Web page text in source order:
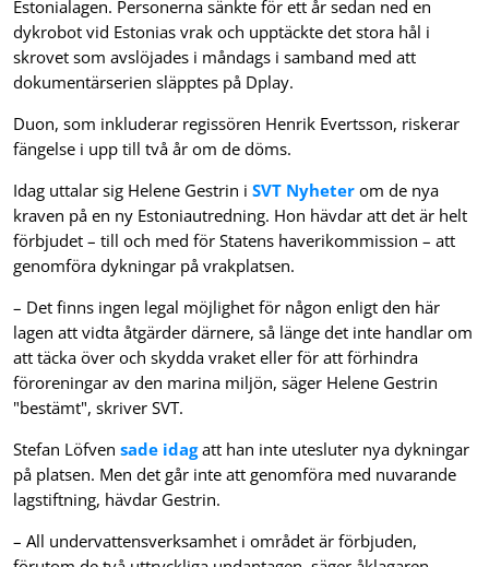
Estonialagen. Personerna sänkte för ett år sedan ned en
dykrobot vid Estonias vrak och upptäckte det stora hål i
skrovet som avslöjades i måndags i samband med att
dokumentärserien släpptes på Dplay.
Duon, som inkluderar regissören Henrik Evertsson, riskerar
fängelse i upp till två år om de döms.
Idag uttalar sig Helene Gestrin iSVT Nyheter om de nya
kraven på en ny Estoniautredning. Hon hävdar att det är helt
förbjudet – till och med för Statens haverikommission – att
genomföra dykningar på vrakplatsen.
– Det finns ingen legal möjlighet för någon enligt den här
lagen att vidta åtgärder därnere, så länge det inte handlar om
att täcka över och skydda vraket eller för att förhindra
föroreningar av den marina miljön, säger Helene Gestrin
"bestämt", skriver SVT.
Stefan Löfvensade idagatt han inte utesluter nya dykningar
på platsen. Men det går inte att genomföra med nuvarande
lagstiftning, hävdar Gestrin.
– All undervattensverksamhet i området är förbjuden,